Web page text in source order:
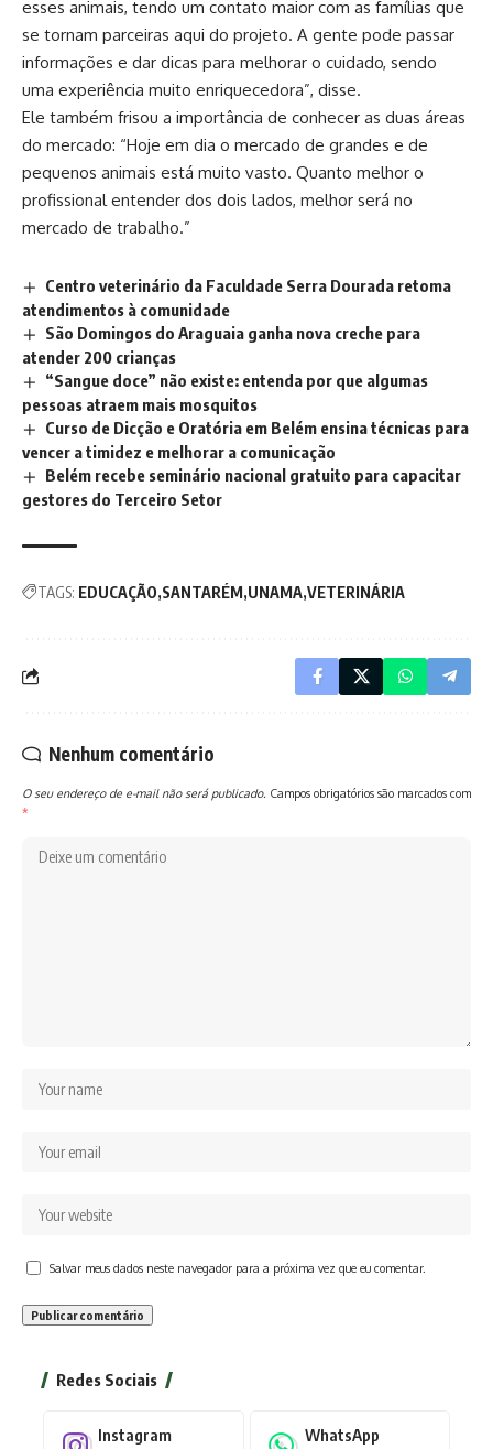
esses animais, tendo um contato maior com as famílias que
se tornam parceiras aqui do projeto. A gente pode passar
informações e dar dicas para melhorar o cuidado, sendo
uma experiência muito enriquecedora”, disse.
Ele também frisou a importância de conhecer as duas áreas
do mercado: “Hoje em dia o mercado de grandes e de
pequenos animais está muito vasto. Quanto melhor o
profissional entender dos dois lados, melhor será no
mercado de trabalho.”
Centro veterinário da Faculdade Serra Dourada retoma
atendimentos à comunidade
São Domingos do Araguaia ganha nova creche para
atender 200 crianças
“Sangue doce” não existe: entenda por que algumas
pessoas atraem mais mosquitos
Curso de Dicção e Oratória em Belém ensina técnicas para
vencer a timidez e melhorar a comunicação
Belém recebe seminário nacional gratuito para capacitar
gestores do Terceiro Setor
TAGS: EDUCAÇÃO SANTARÉM UNAMA VETERINÁRIA
Nenhum comentário
O seu endereço de e-mail não será publicado. Campos obrigatórios são marcados com
*
Salvar meus dados neste navegador para a próxima vez que eu comentar.
Redes Sociais
Instagram WhatsApp